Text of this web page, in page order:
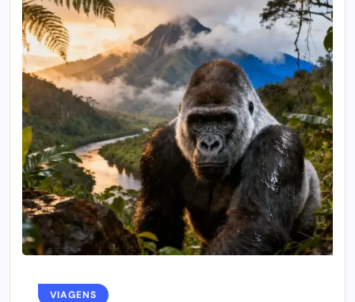
VIAGENS